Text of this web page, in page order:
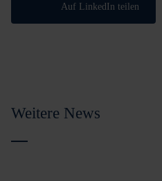
Auf LinkedIn teilen
Weitere News